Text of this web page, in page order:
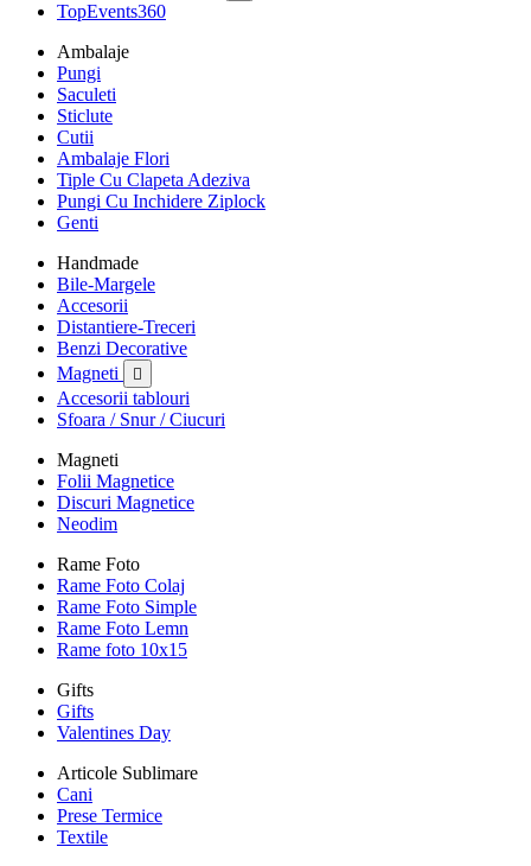
TopEvents360
Ambalaje
Pungi
Saculeti
Sticlute
Cutii
Ambalaje Flori
Tiple Cu Clapeta Adeziva
Pungi Cu Inchidere Ziplock
Genti
Handmade
Bile-Margele
Accesorii
Distantiere-Treceri
Benzi Decorative
Magneti

Accesorii tablouri
Sfoara / Snur / Ciucuri
Magneti
Folii Magnetice
Discuri Magnetice
Neodim
Rame Foto
Rame Foto Colaj
Rame Foto Simple
Rame Foto Lemn
Rame foto 10x15
Gifts
Gifts
Valentines Day
Articole Sublimare
Cani
Prese Termice
Textile